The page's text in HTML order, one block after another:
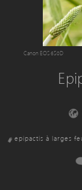
Canon EOS 650D
epipactis à larges